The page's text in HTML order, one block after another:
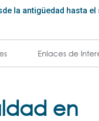
la antigüedad hasta el
Enlaces de
en